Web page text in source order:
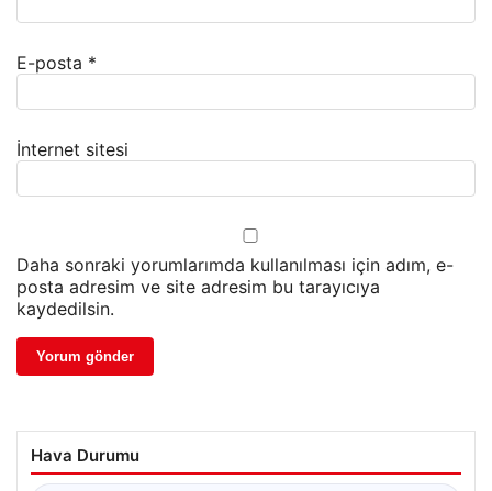
E-posta *
İnternet sitesi
Daha sonraki yorumlarımda kullanılması için adım, e-
posta adresim ve site adresim bu tarayıcıya
kaydedilsin.
Hava Durumu